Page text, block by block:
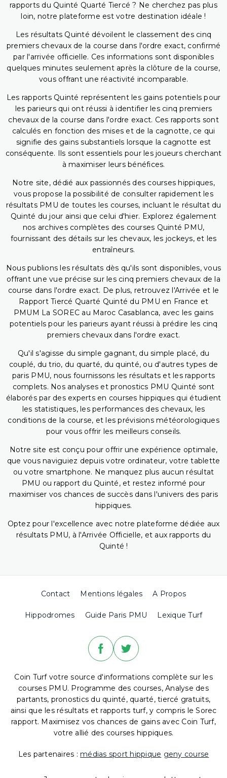
rapports du Quinté Quarté Tiercé ? Ne cherchez pas plus
loin, notre plateforme est votre destination idéale !
Les résultats Quinté dévoilent le classement des cinq
premiers chevaux de la course dans l'ordre exact, confirmé
par l'arrivée officielle. Ces informations sont disponibles
quelques minutes seulement après la clôture de la course,
vous offrant une réactivité incomparable.
Les rapports Quinté représentent les gains potentiels pour
les parieurs qui ont réussi à identifier les cinq premiers
chevaux de la course dans l'ordre exact. Ces rapports sont
calculés en fonction des mises et de la cagnotte, ce qui
signifie des gains substantiels lorsque la cagnotte est
conséquente. Ils sont essentiels pour les joueurs cherchant
à maximiser leurs bénéfices.
Notre site, dédié aux passionnés des courses hippiques,
vous propose la possibilité de consulter rapidement les
résultats PMU de toutes les courses, incluant le résultat du
Quinté du jour ainsi que celui d'hier. Explorez également
nos archives complètes des courses Quinté PMU,
fournissant des détails sur les chevaux, les jockeys, et les
entraîneurs.
Nous publions les résultats dès qu'ils sont disponibles, vous
offrant une vue précise sur les cinq premiers chevaux de la
course dans l'ordre exact. De plus, retrouvez l'Arrivée et le
Rapport Tiercé Quarté Quinté du PMU en France et
PMUM La SOREC au Maroc Casablanca, avec les gains
potentiels pour les parieurs ayant réussi à prédire les cinq
premiers chevaux dans l'ordre exact.
Qu'il s'agisse du simple gagnant, du simple placé, du
couplé, du trio, du quarté, du quinté, ou d'autres types de
paris PMU, nous fournissons les résultats et les rapports
complets. Nos analyses et pronostics PMU Quinté sont
élaborés par des experts en courses hippiques qui étudient
les statistiques, les performances des chevaux, les
conditions de la course, et les prévisions météorologiques
pour vous offrir les meilleurs conseils.
Notre site est conçu pour offrir une expérience optimale,
que vous naviguiez depuis votre ordinateur, votre tablette
ou votre smartphone. Ne manquez plus aucun résultat
PMU ou rapport du Quinté, et restez informé pour
maximiser vos chances de succès dans l'univers des paris
hippiques.
Optez pour l'excellence avec notre plateforme dédiée aux
résultats PMU, à l'Arrivée Officielle, et aux rapports du
Quinté !
Contact Mentions légales A Propos
Hippodromes Guide Paris PMU Lexique Turf
Coin Turf votre source d'informations complète sur les
courses PMU. Programme des courses, Analyse des
partants, pronostics du quinté, quarté, tiercé gratuits,
ainsi que les résultats et rapports turf, y compris le Sorec
rapport. Maximisez vos chances de gains avec Coin Turf,
votre allié des courses hippiques.
Les partenaires : médias sport hippique geny course